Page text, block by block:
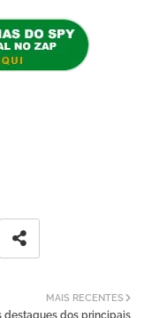
MAIS RECENTES